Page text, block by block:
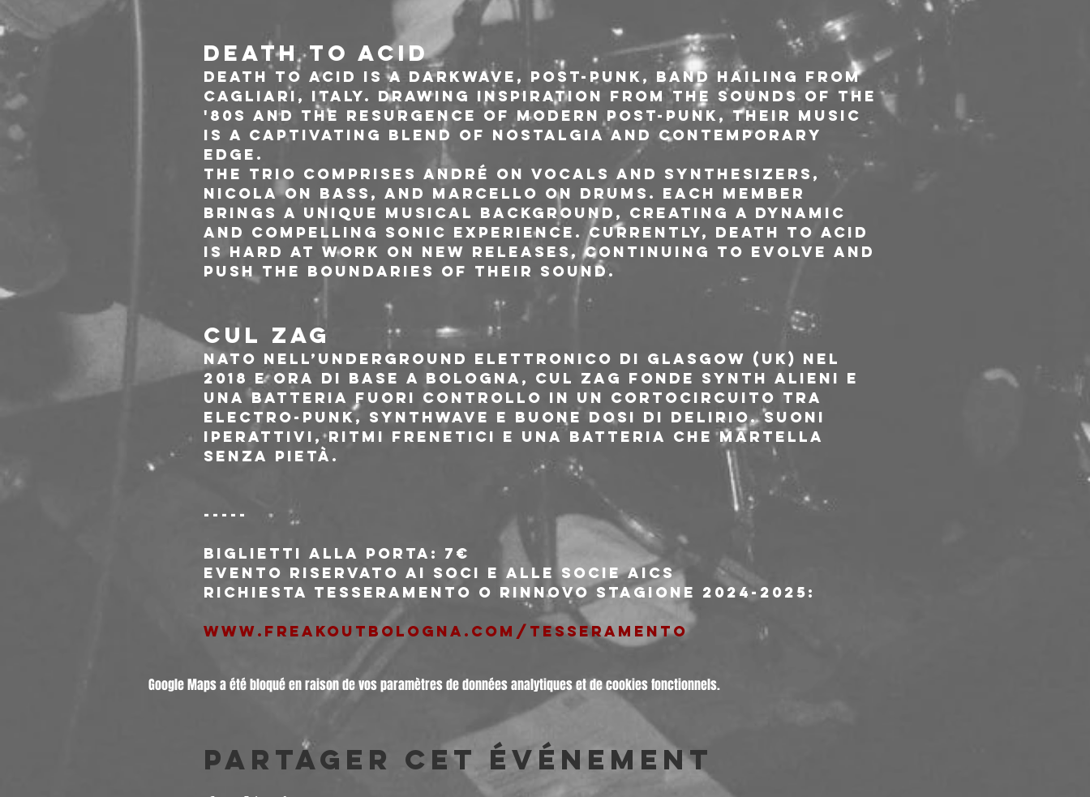
DEATH TO ACID
Death to Acid is a darkwave, post-punk, band hailing from
Cagliari, Italy. Drawing inspiration from the sounds of the
'80s and the resurgence of modern post-punk, their music
is a captivating blend of nostalgia and contemporary
edge.
The Trio comprises André on vocals and synthesizers,
Nicola on bass, and Marcello on drums. Each member
brings a unique musical background, creating a dynamic
and compelling sonic experience. Currently, Death to Acid
is hard at work on new releases, continuing to evolve and
push the boundaries of their sound.
CUL ZAG
Nato nell’underground elettronico di Glasgow (UK) nel
2018 e ora di base a Bologna, Cul Zag fonde synth alieni e
una batteria fuori controllo in un cortocircuito tra
electro-punk, synthwave e buone dosi di delirio. Suoni
iperattivi, ritmi frenetici e una batteria che martella
senza pietà.
-----
Biglietti alla porta: 7€
Evento riservato ai soci e alle socie AICS
Richiesta tesseramento o rinnovo stagione 2024-2025:
www.freakoutbologna.com/tesseramento
Google Maps a été bloqué en raison de vos paramètres de données analytiques et de cookies fonctionnels.
Partager cet événement